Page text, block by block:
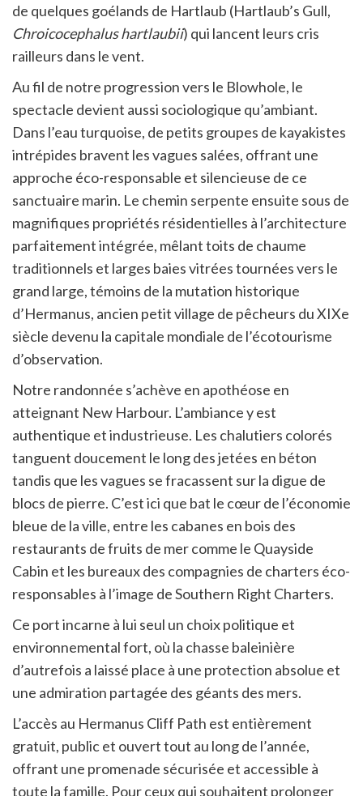
de quelques goélands de Hartlaub (Hartlaub’s Gull,
Chroicocephalus hartlaubii) qui lancent leurs cris
railleurs dans le vent.
Au fil de notre progression vers le Blowhole, le
spectacle devient aussi sociologique qu’ambiant.
Dans l’eau turquoise, de petits groupes de kayakistes
intrépides bravent les vagues salées, offrant une
approche éco-responsable et silencieuse de ce
sanctuaire marin. Le chemin serpente ensuite sous de
magnifiques propriétés résidentielles à l’architecture
parfaitement intégrée, mêlant toits de chaume
traditionnels et larges baies vitrées tournées vers le
grand large, témoins de la mutation historique
d’Hermanus, ancien petit village de pêcheurs du XIXe
siècle devenu la capitale mondiale de l’écotourisme
d’observation.
Notre randonnée s’achève en apothéose en
atteignant New Harbour. L’ambiance y est
authentique et industrieuse. Les chalutiers colorés
tanguent doucement le long des jetées en béton
tandis que les vagues se fracassent sur la digue de
blocs de pierre. C’est ici que bat le cœur de l’économie
bleue de la ville, entre les cabanes en bois des
restaurants de fruits de mer comme le Quayside
Cabin et les bureaux des compagnies de charters éco-
responsables à l’image de Southern Right Charters.
Ce port incarne à lui seul un choix politique et
environnemental fort, où la chasse baleinière
d’autrefois a laissé place à une protection absolue et
une admiration partagée des géants des mers.
L’accès au Hermanus Cliff Path est entièrement
gratuit, public et ouvert tout au long de l’année,
offrant une promenade sécurisée et accessible à
toute la famille. Pour ceux qui souhaitent prolonger